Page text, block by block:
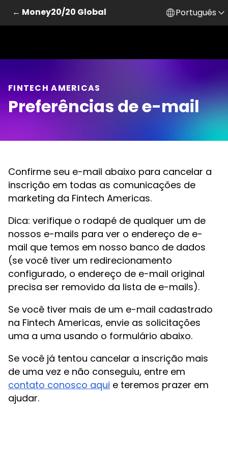
← Money20/20 Global Português
FINTECH AMERICAS
Preferências de e-mail
Confirme seu e-mail abaixo para cancelar a
inscrição em todas as comunicações de
marketing da Fintech Americas.
Dica: verifique o rodapé de qualquer um de
nossos e-mails para ver o endereço de e-
mail que temos em nosso banco de dados
(se você tiver um redirecionamento
configurado, o endereço de e-mail original
precisa ser removido da lista de e-mails).
Se você tiver mais de um e-mail cadastrado
na Fintech Americas, envie as solicitações
uma a uma usando o formulário abaixo.
Se você já tentou cancelar a inscrição mais
de uma vez e não conseguiu, entre em
contato conosco aqui e teremos prazer em
ajudar.